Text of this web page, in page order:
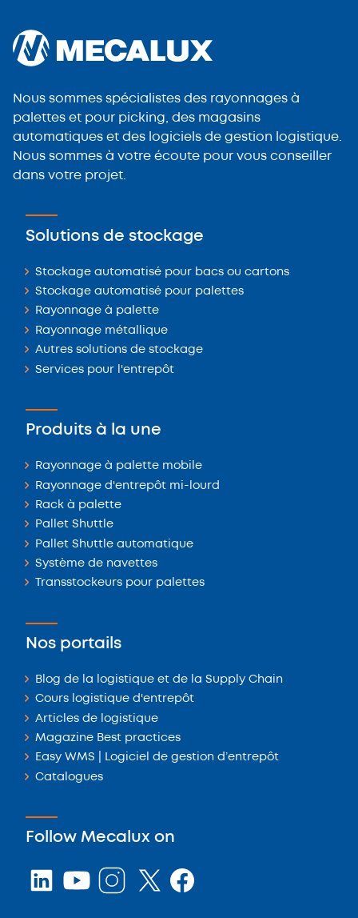
Nous sommes spécialistes des rayonnages à
palettes et pour picking, des magasins
automatiques et des logiciels de gestion logistique.
Nous sommes à votre écoute pour vous conseiller
dans votre projet.
Solutions de stockage
Stockage automatisé pour bacs ou cartons
Stockage automatisé pour palettes
Rayonnage à palette
Rayonnage métallique
Autres solutions de stockage
Services pour l'entrepôt
Produits à la une
Rayonnage à palette mobile
Rayonnage d'entrepôt mi-lourd
Rack à palette
Pallet Shuttle
Pallet Shuttle automatique
Système de navettes
Transstockeurs pour palettes
Nos portails
Blog de la logistique et de la Supply Chain
Cours logistique d'entrepôt
Articles de logistique
Magazine Best practices
Easy WMS | Logiciel de gestion d’entrepôt
Catalogues
Follow Mecalux on